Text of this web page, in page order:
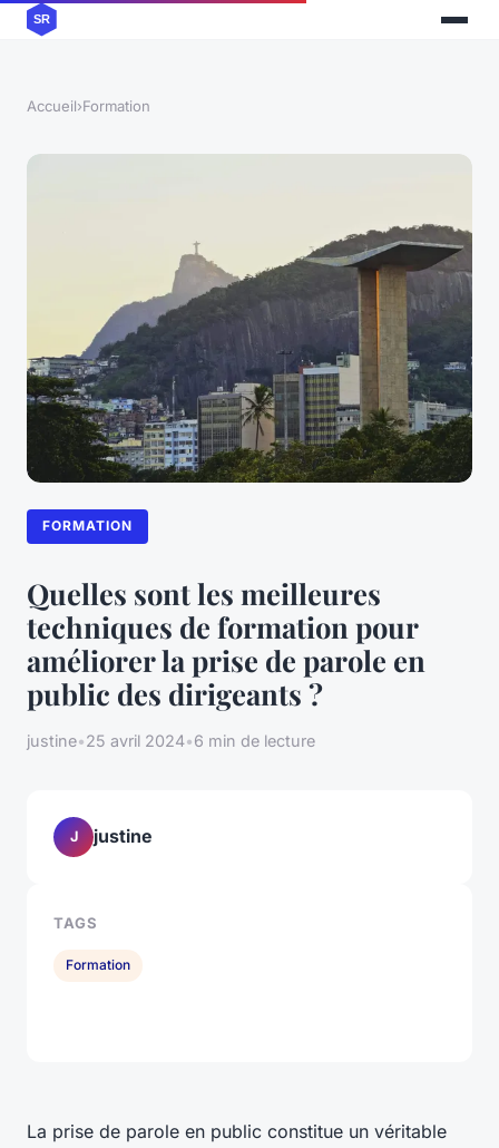
Accueil›Formation
FORMATION
Quelles sont les meilleures
techniques de formation pour
améliorer la prise de parole en
public des dirigeants ?
justine•25 avril 2024•6 min de lecture
La prise de parole en public constitue un véritable
J justine
TAGS
Formation